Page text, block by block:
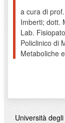
a cura di
Imberti; dott.
Lab.
Policlinico di
Metaboliche
Università